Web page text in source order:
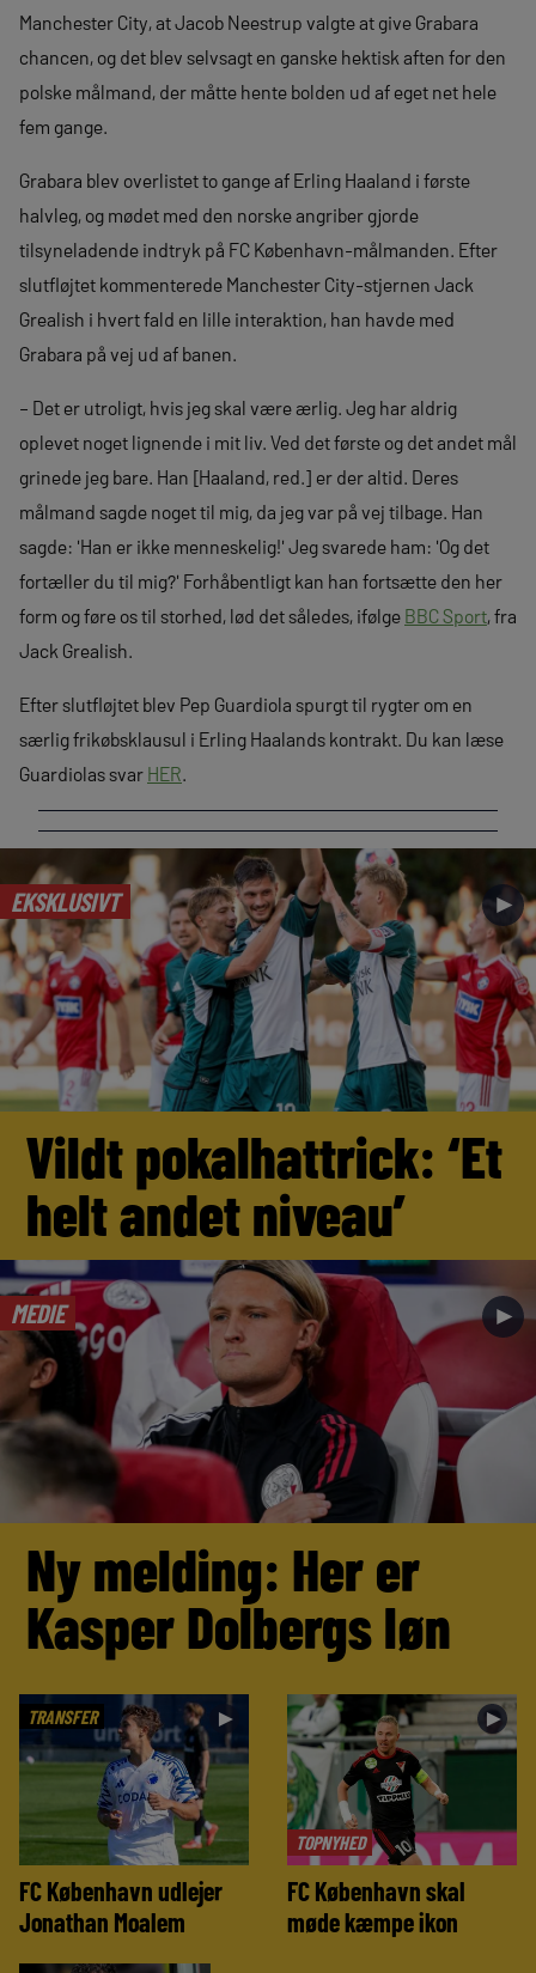
Manchester City, at Jacob Neestrup valgte at give Grabara
chancen, og det blev selvsagt en ganske hektisk aften for den
polske målmand, der måtte hente bolden ud af eget net hele
fem gange.
Grabara blev overlistet to gange af Erling Haaland i første
halvleg, og mødet med den norske angriber gjorde
tilsyneladende indtryk på FC København-målmanden. Efter
slutfløjtet kommenterede Manchester City-stjernen Jack
Grealish i hvert fald en lille interaktion, han havde med
Grabara på vej ud af banen.
– Det er utroligt, hvis jeg skal være ærlig. Jeg har aldrig
oplevet noget lignende i mit liv. Ved det første og det andet mål
grinede jeg bare. Han [Haaland, red.] er der altid. Deres
målmand sagde noget til mig, da jeg var på vej tilbage. Han
sagde: 'Han er ikke menneskelig!' Jeg svarede ham: 'Og det
fortæller du til mig?' Forhåbentligt kan han fortsætte den her
form og føre os til storhed, lød det således, ifølge BBC Sport, fra
Jack Grealish.
Efter slutfløjtet blev Pep Guardiola spurgt til rygter om en
særlig frikøbsklausul i Erling Haalands kontrakt. Du kan læse
Guardiolas svar HER.
EKSKLUSIVT ►
Vildt pokalhattrick: ‘Et
helt andet niveau’
MEDIE ►
Ny melding: Her er
Kasper Dolbergs løn
TRANSFER ►
FC København udlejer
Jonathan Moalem
TOPNYHED
►
FC København skal
møde kæmpe ikon